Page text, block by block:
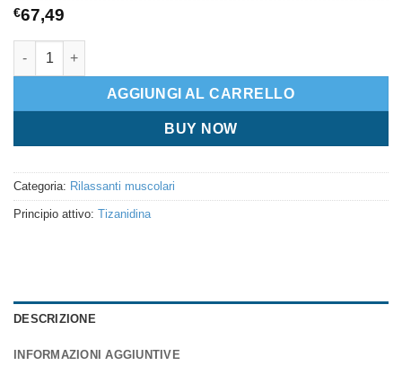
€67,49
Zanaflex quantità
AGGIUNGI AL CARRELLO
BUY NOW
Categoria: Rilassanti muscolari
Principio attivo: Tizanidina
DESCRIZIONE
INFORMAZIONI AGGIUNTIVE